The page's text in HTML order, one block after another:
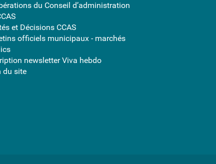
du Conseil d’administration
et Décisions CCAS
officiels municipaux - marchés
newsletter Viva hebdo
du site